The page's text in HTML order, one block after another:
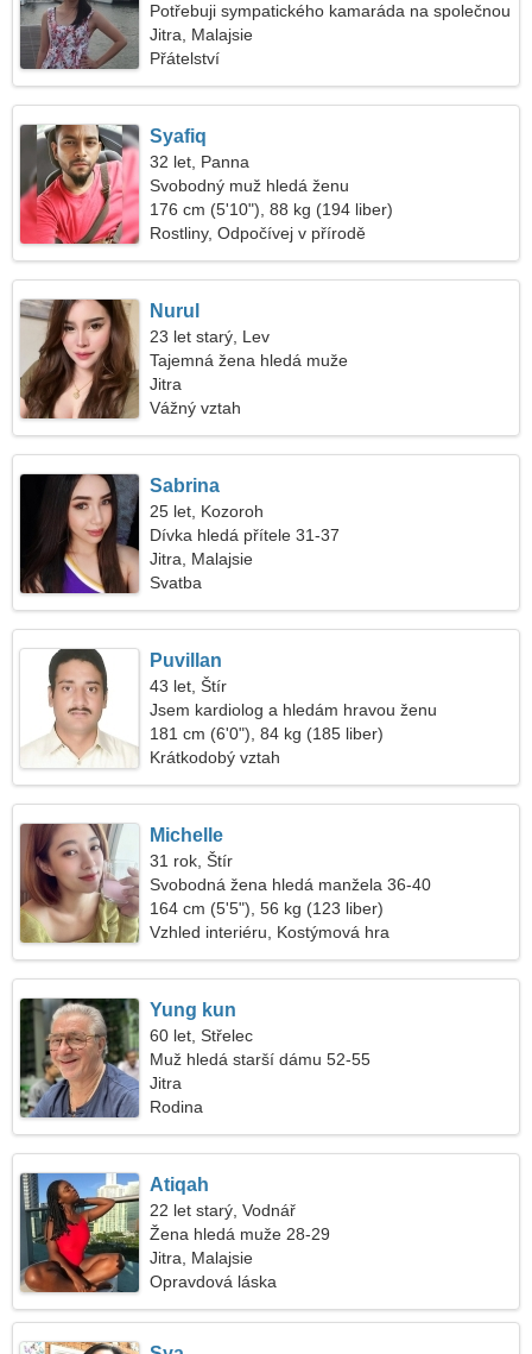
Potřebuji sympatického kamaráda na společnou
procházku
Jitra, Malajsie
Přátelství
Syafiq
32 let, Panna
Svobodný muž hledá ženu
176 cm (5'10"), 88 kg (194 liber)
Rostliny, Odpočívej v přírodě
Nurul
23 let starý, Lev
Tajemná žena hledá muže
Jitra
Vážný vztah
Sabrina
25 let, Kozoroh
Dívka hledá přítele 31-37
Jitra, Malajsie
Svatba
Puvillan
43 let, Štír
Jsem kardiolog a hledám hravou ženu
181 cm (6'0"), 84 kg (185 liber)
Krátkodobý vztah
Michelle
31 rok, Štír
Svobodná žena hledá manžela 36-40
164 cm (5'5"), 56 kg (123 liber)
Vzhled interiéru, Kostýmová hra
Yung kun
60 let, Střelec
Muž hledá starší dámu 52-55
Jitra
Rodina
Atiqah
22 let starý, Vodnář
Žena hledá muže 28-29
Jitra, Malajsie
Opravdová láska